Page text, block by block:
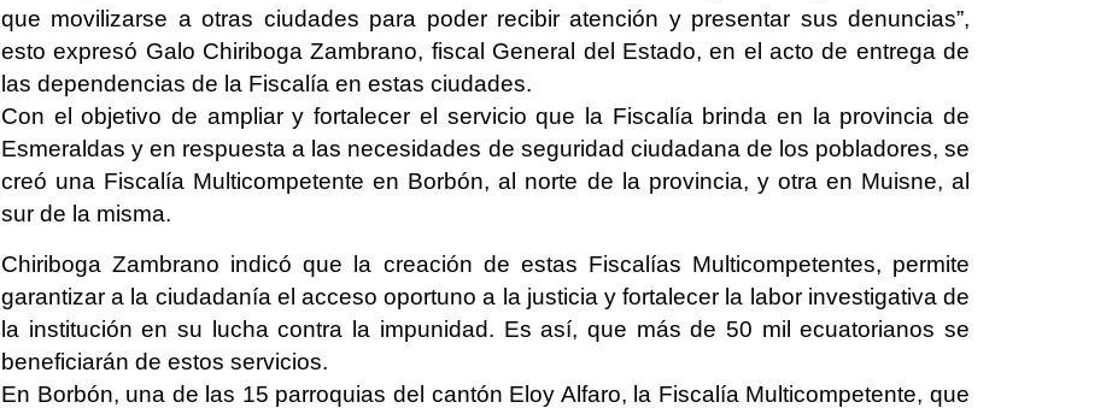
que movilizarse a otras ciudades para poder recibir atención y presentar sus denuncias”,
esto expresó Galo Chiriboga Zambrano, fiscal General del Estado, en el acto de entrega de
las dependencias de la Fiscalía en estas ciudades.
Con el objetivo de ampliar y fortalecer el servicio que la Fiscalía brinda en la provincia de
Esmeraldas y en respuesta a las necesidades de seguridad ciudadana de los pobladores, se
creó una Fiscalía Multicompetente en Borbón, al norte de la provincia, y otra en Muisne, al
sur de la misma.
Chiriboga Zambrano indicó que la creación de estas Fiscalías Multicompetentes, permite
garantizar a la ciudadanía el acceso oportuno a la justicia y fortalecer la labor investigativa de
la institución en su lucha contra la impunidad. Es así, que más de 50 mil ecuatorianos se
beneficiarán de estos servicios.
En Borbón, una de las 15 parroquias del cantón Eloy Alfaro, la Fiscalía Multicompetente, que